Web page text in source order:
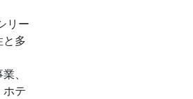
リー
と多
、
ホテ